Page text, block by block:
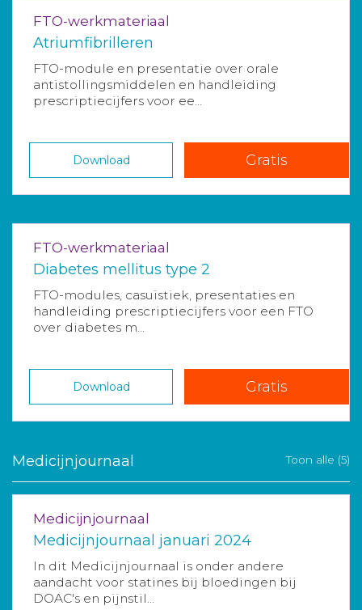
FTO-werkmateriaal
Atriumfibrilleren
FTO-module en presentatie over orale
antistollingsmiddelen en handleiding
prescriptiecijfers voor ee...
Download Gratis
FTO-werkmateriaal
Diabetes mellitus type 2
FTO-modules, casuïstiek, presentaties en
handleiding prescriptiecijfers voor een FTO
over diabetes m...
Download Gratis
Medicijnjournaal Toon alle (5)
Medicijnjournaal
Medicijnjournaal januari 2024
In dit Medicijnjournaal is onder andere
aandacht voor statines bij bloedingen bij
DOAC's en pijnstil...